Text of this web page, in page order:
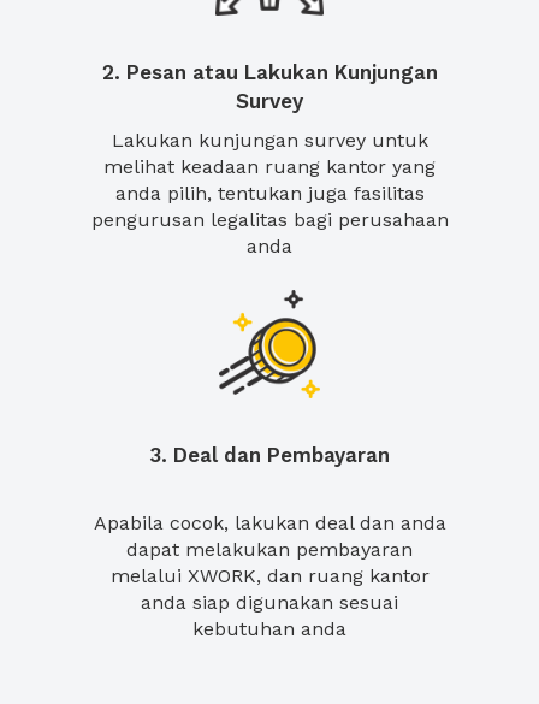
2. Pesan atau Lakukan Kunjungan
Survey
Lakukan kunjungan survey untuk
melihat keadaan ruang kantor yang
anda pilih, tentukan juga fasilitas
pengurusan legalitas bagi perusahaan
anda
3. Deal dan Pembayaran
Apabila cocok, lakukan deal dan anda
dapat melakukan pembayaran
melalui XWORK, dan ruang kantor
anda siap digunakan sesuai
kebutuhan anda